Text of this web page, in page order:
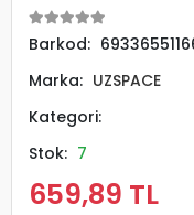
Barkod:
Marka: UZSPACE
Kategori:
Stok: 7
659,89 TL